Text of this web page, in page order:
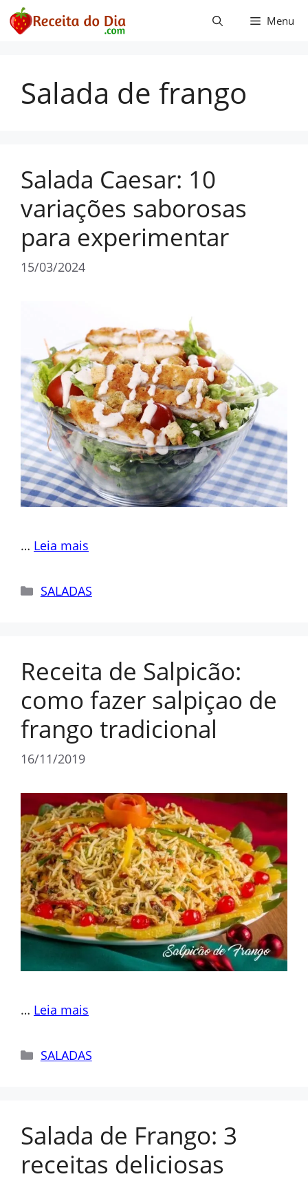
Pular
para
Menu
Salada de frango
Salada Caesar: 10
variações saborosas
para experimentar
15/03/2024
… Leia mais
Categorias
SALADAS
Receita de Salpicão:
como fazer salpiçao de
frango tradicional
16/11/2019
… Leia mais
Categorias
SALADAS
Salada de Frango: 3
receitas deliciosas